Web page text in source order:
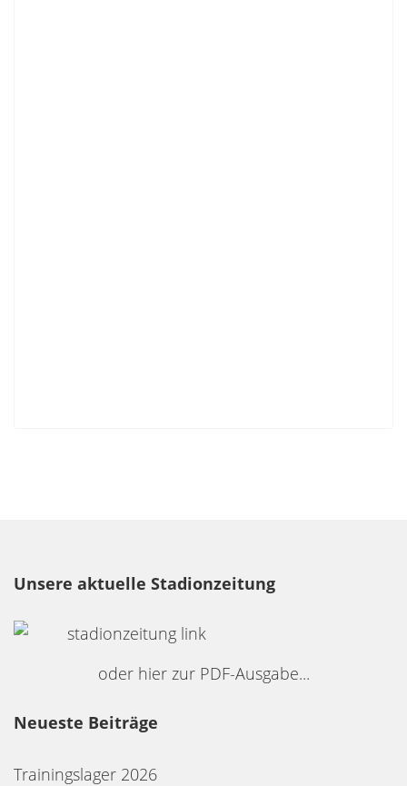
Unsere aktuelle Stadionzeitung
oder hier zur PDF-Ausgabe...
Neueste Beiträge
Trainingslager 2026